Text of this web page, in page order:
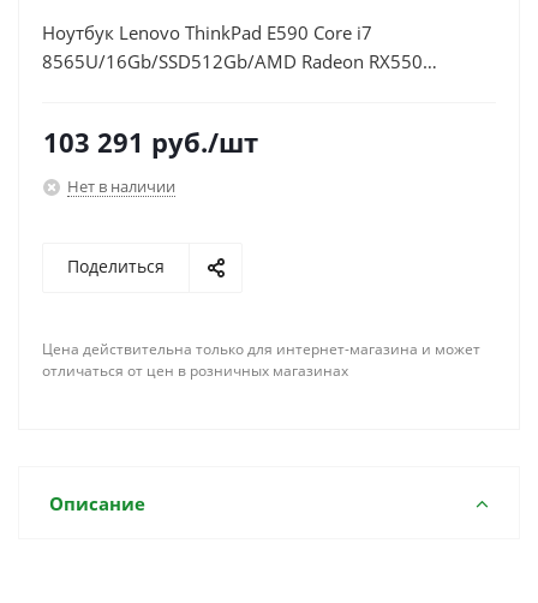
Ноутбук Lenovo ThinkPad E590 Core i7
8565U/16Gb/SSD512Gb/AMD Radeon RX550
103 291 руб./шт
Нет в наличии
Поделиться
Цена действительна только для интернет-магазина и может
отличаться от цен в розничных магазинах
Описание